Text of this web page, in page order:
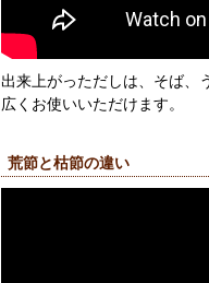
出来上がっただしは、そば、
広くお使いいただけます。
荒節と枯節の違い